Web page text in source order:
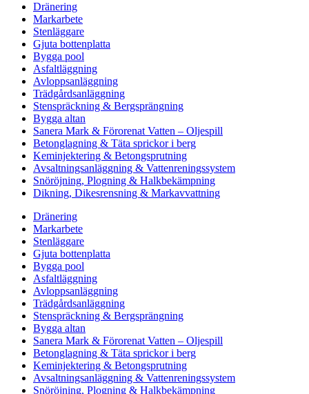
Dränering
Markarbete
Stenläggare
Gjuta bottenplatta
Bygga pool
Asfaltläggning
Avloppsanläggning
Trädgårdsanläggning
Stenspräckning & Bergsprängning
Bygga altan
Sanera Mark & Förorenat Vatten – Oljespill
Betonglagning & Täta sprickor i berg
Keminjektering & Betongsprutning
Avsaltningsanläggning & Vattenreningssystem
Snöröjning, Plogning & Halkbekämpning
Dikning, Dikesrensning & Markavvattning
Dränering
Markarbete
Stenläggare
Gjuta bottenplatta
Bygga pool
Asfaltläggning
Avloppsanläggning
Trädgårdsanläggning
Stenspräckning & Bergsprängning
Bygga altan
Sanera Mark & Förorenat Vatten – Oljespill
Betonglagning & Täta sprickor i berg
Keminjektering & Betongsprutning
Avsaltningsanläggning & Vattenreningssystem
Snöröjning, Plogning & Halkbekämpning